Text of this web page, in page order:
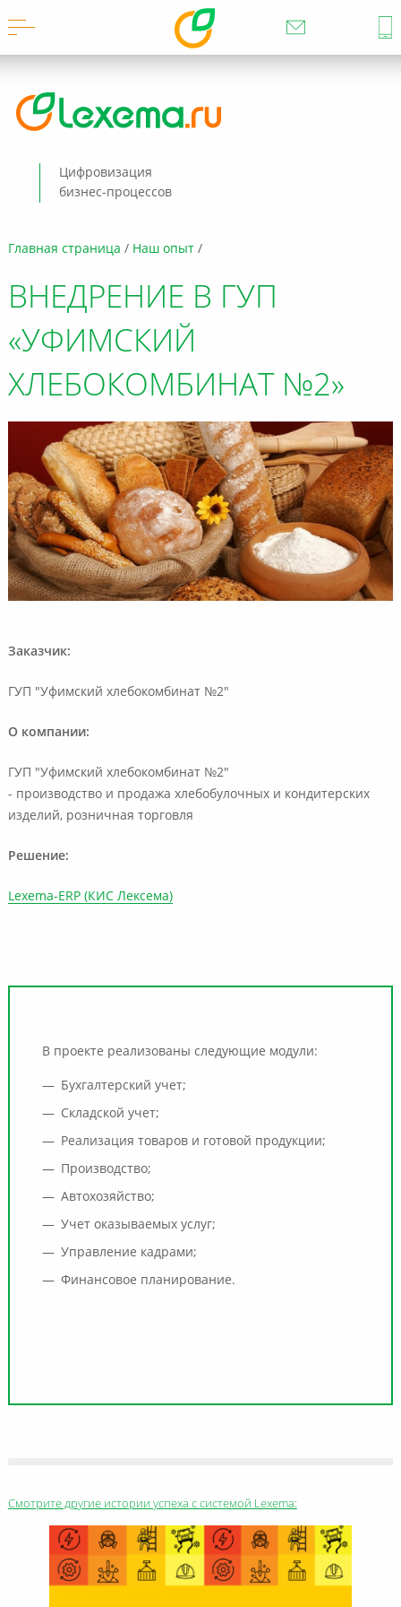
Главная страница Наш опыт
ВНЕДРЕНИЕ В ГУП
«УФИМСКИЙ
ХЛЕБОКОМБИНАТ №2»
Заказчик:
ГУП "Уфимский хлебокомбинат №2"
О компании:
ГУП "Уфимский хлебокомбинат №2"
- производство и продажа хлебобулочных и кондитерских
изделий, розничная торговля
Решение:
Lexema-ERP (КИС Лексема)
В проекте реализованы следующие модули:
Бухгалтерский учет;
Складской учет;
Реализация товаров и готовой продукции;
Производство;
Автохозяйство;
Учет оказываемых услуг;
Управление кадрами;
Финансовое планирование.
Смотрите другие истории успеха с системой Lexema:
Цифровизация
бизнес-процессов